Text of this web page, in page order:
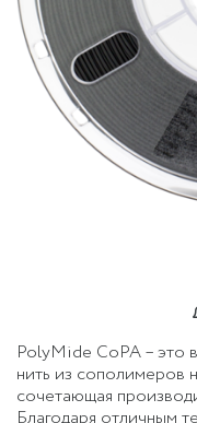
PolyMide CoPA – это
нить из сополимеров
сочетающая